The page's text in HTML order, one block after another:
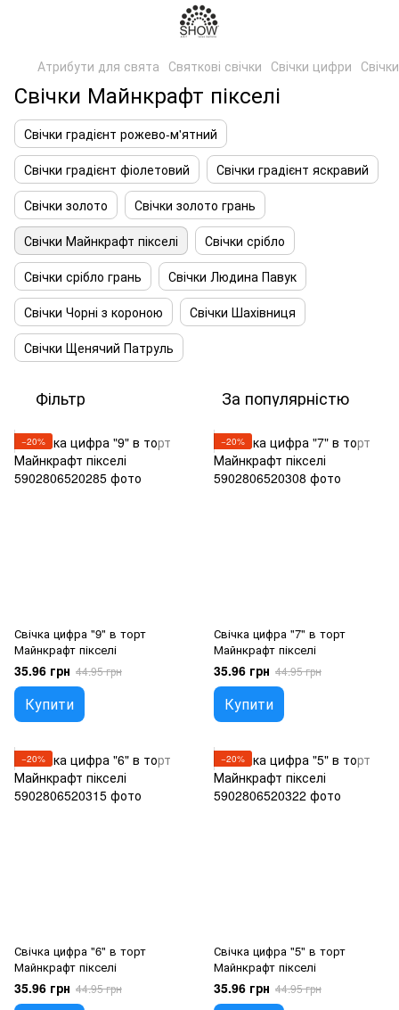
Атрибути для свята Святкові свічки Свічки цифри
Свічки Майнкрафт пікселі
Свічки градієнт рожево-м'ятний
Свічки градієнт фіолетовий
Свічки градієнт яскравий
Свічки золото
Свічки золото грань
Свічки Майнкрафт пікселі
Свічки срібло
Свічки срібло грань
Свічки Людина Павук
Свічки Чорні з короною
Свічки Шахівниця
Свічки Щенячий Патруль
Фільтр За популярністю
−20%
Свічка цифра "9" в торт
Майнкрафт пікселі
35.96 грн 44.95 грн
Купити
−20%
Свічка цифра "7" в торт
Майнкрафт пікселі
35.96 грн 44.95 грн
Купити
−20%
Свічка цифра "6" в торт
Майнкрафт пікселі
35.96 грн 44.95 грн
−20%
Свічка цифра "5" в торт
Майнкрафт пікселі
35.96 грн 44.95 грн